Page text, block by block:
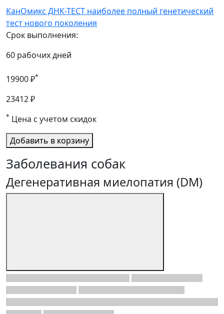
КанОмикс ДНК-ТЕСТ наиболее полный генетический
тест нового поколения
Срок выполнения:
60 рабочих дней
19900 ₽*
23412 ₽
* Цена с учетом скидок
Добавить в корзину
Заболевания собак
Дегенеративная миелопатия (DM)